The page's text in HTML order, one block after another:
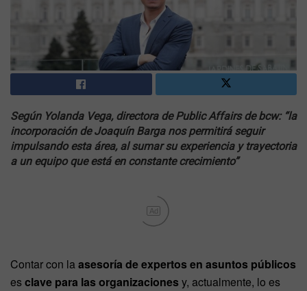
Según Yolanda Vega, directora de Public Affairs de bcw: “la
incorporación de Joaquín Barga nos permitirá seguir
impulsando esta área, al sumar su experiencia y trayectoria
a un equipo que está en constante crecimiento”
Ad
Contar con laasesoría de expertos en asuntos públicos
esclave para las organizaciones y, actualmente, lo es